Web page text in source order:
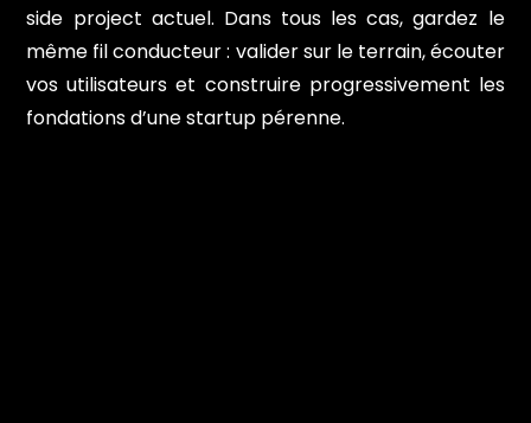
side project actuel. Dans tous les cas, gardez le
même fil conducteur : valider sur le terrain, écouter
vos utilisateurs et construire progressivement les
fondations d’une startup pérenne.